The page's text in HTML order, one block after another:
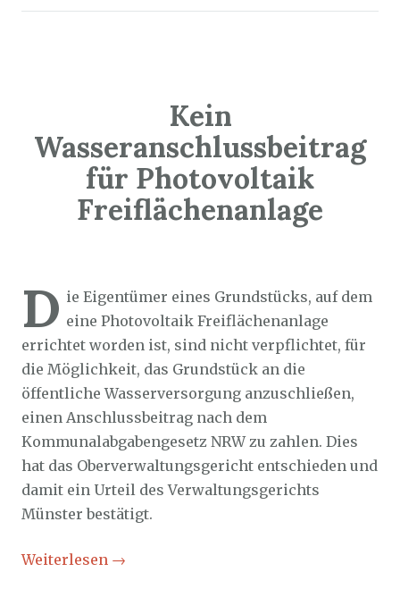
Kein
Wasseranschlussbeitrag
für Photovoltaik
Freiflächenanlage
D ie Eigentümer eines Grundstücks, auf dem
eine Photovoltaik Freiflächenanlage
errichtet worden ist, sind nicht verpflichtet, für
die Möglichkeit, das Grundstück an die
öffentliche Wasserversorgung anzuschließen,
einen Anschlussbeitrag nach dem
Kommunalabgabengesetz NRW zu zahlen. Dies
hat das Oberverwaltungsgericht entschieden und
damit ein Urteil des Verwaltungsgerichts
Münster bestätigt.
Weiterlesen →